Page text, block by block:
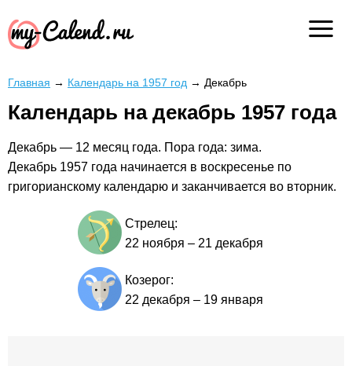
Главная → Календарь на 1957 год → Декабрь
Календарь на декабрь 1957 года
Декабрь — 12 месяц года. Пора года: зима.
Декабрь 1957 года начинается в воскресенье по
григорианскому календарю и заканчивается во вторник.
Стрелец:
22 ноября – 21 декабря
Козерог:
22 декабря – 19 января